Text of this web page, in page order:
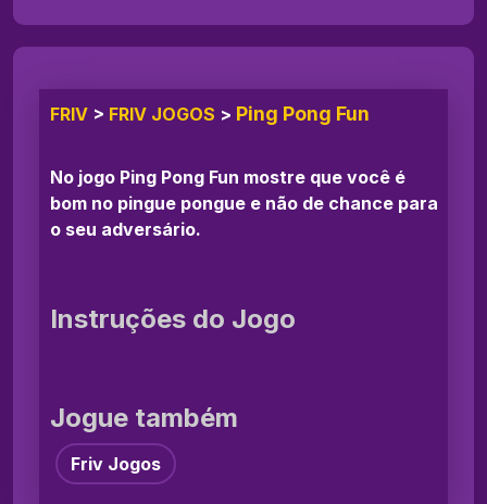
FRIV > FRIV JOGOS > Ping Pong Fun
No jogo Ping Pong Fun mostre que você é
bom no pingue pongue e não de chance para
o seu adversário.
Instruções do Jogo
Jogue também
Friv Jogos